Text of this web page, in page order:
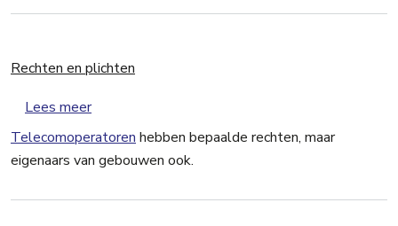
Rechten en plichten
Lees meerover Rechten en plichten
Telecomoperatoren hebben bepaalde rechten, maar
eigenaars van gebouwen ook.